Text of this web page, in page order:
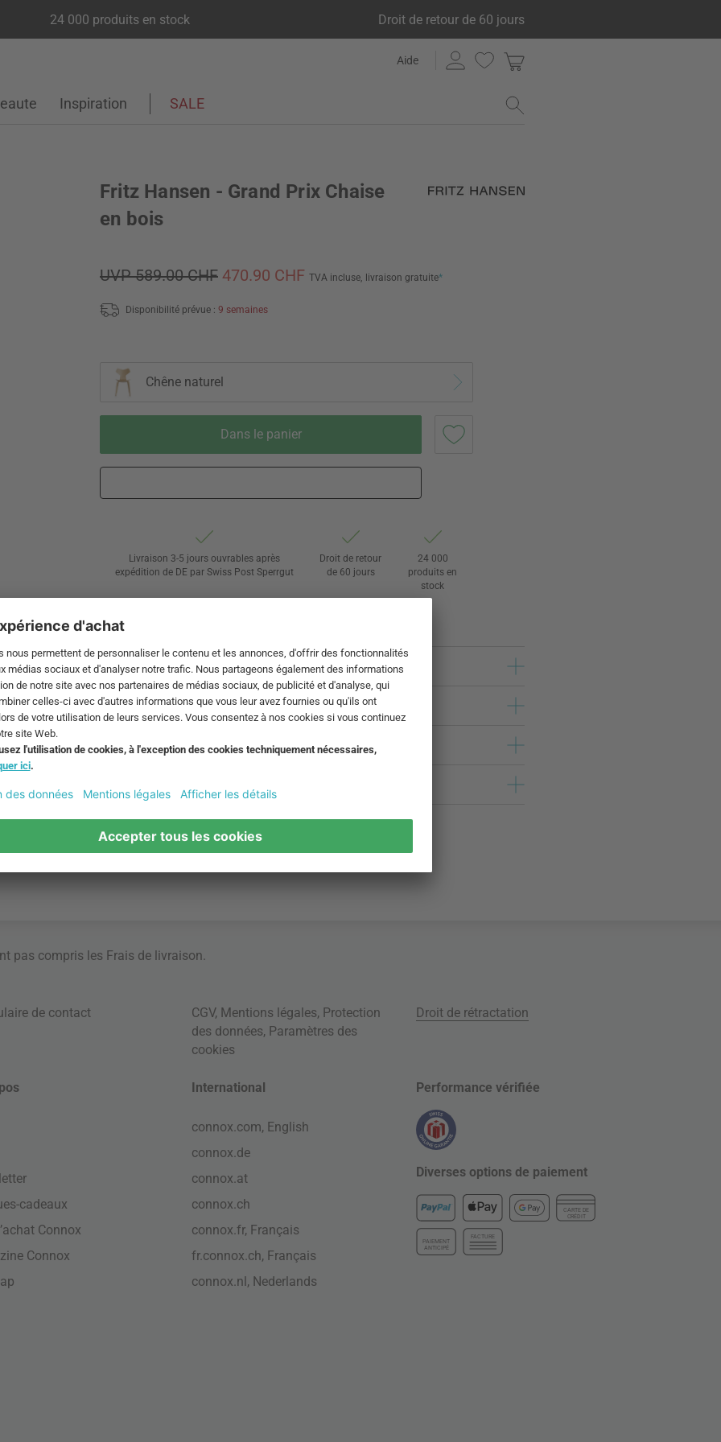
24 000 produits en stock Droit de retour de 60 jours
Aide
Inspiration SALE
Fritz Hansen - Grand Prix Chaise
en bois
UVP 589.00 CHF 470.90 CHF TVA incluse, livraison gratuite*
Disponibilité prévue : 9 semaines
Chêne naturel
Dans le panier
Livraison 3-5 jours ouvrables après
expédition de DE par Swiss Post Sperrgut
Droit de retour
de 60 jours
24 000
produits en
stock
pas compris les Frais de livraison.
de contact CGV, Mentions légales, Protection
des données, Paramètres des
cookies
Droit de rétractation
cadeaux
Connox
Connox
International
connox.com, English
connox.de
connox.at
connox.ch
connox.fr, Français
fr.connox.ch, Français
connox.nl, Nederlands
Performance vérifiée
Diverses options de paiement
CARTE DE
CRÉDIT
PAIEMENT
ANTICIPÉ
FACTURE